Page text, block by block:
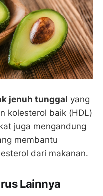
jenuh tunggal yang
kolesterol baik (HDL)
juga mengandung
membantu
dari makanan.
Lainnya